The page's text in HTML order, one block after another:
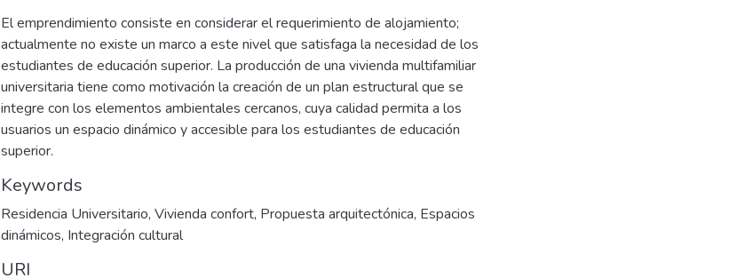
El emprendimiento consiste en considerar el requerimiento de alojamiento;
actualmente no existe un marco a este nivel que satisfaga la necesidad de los
estudiantes de educación superior. La producción de una vivienda multifamiliar
universitaria tiene como motivación la creación de un plan estructural que se
integre con los elementos ambientales cercanos, cuya calidad permita a los
usuarios un espacio dinámico y accesible para los estudiantes de educación
superior.
Keywords
Residencia Universitario, Vivienda confort, Propuesta arquitectónica, Espacios
dinámicos, Integración cultural
URI